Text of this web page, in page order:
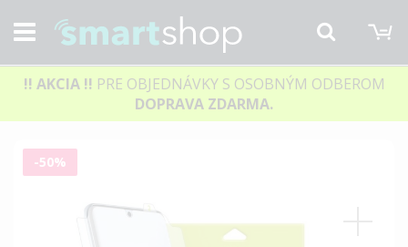
Hľadať
!! AKCIA !! PRE OBJEDNÁVKY S OSOBNÝM ODBEROM
DOPRAVA ZDARMA.
Preskočiť
-50%